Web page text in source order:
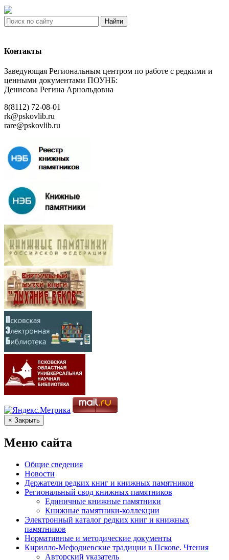
Найти
Контакты
Заведующая Региональным центром по работе с редкими и
ценными документами ПОУНБ:
Денисова Регина Арнольдовна
8(8112) 72-08-01
rk@pskovlib.ru
rare@pskovlib.ru
× Закрыть
Меню сайта
Общие сведения
Новости
Держатели редких книг и книжных памятников
Региональный свод книжных памятников
Единичные книжные памятники
Книжные памятники-коллекции
Электронный каталог редких книг и книжных
памятников
Нормативные и методические документы
Кирилло-Мефодиевские традиции в Пскове. Чтения
Авторский указатель